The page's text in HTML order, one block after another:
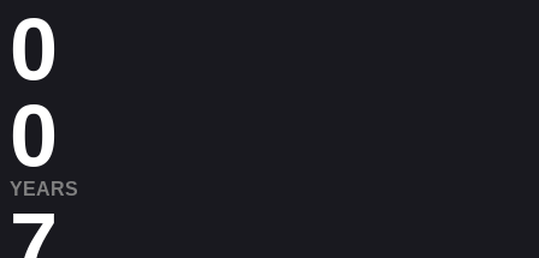
0
0
YEARS